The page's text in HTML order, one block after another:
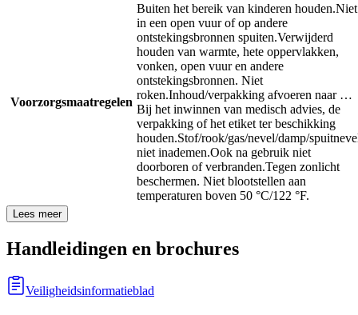
Voorzorgsmaatregelen
Buiten het bereik van kinderen houden.Niet
in een open vuur of op andere
ontstekingsbronnen spuiten.Verwijderd
houden van warmte, hete oppervlakken,
vonken, open vuur en andere
ontstekingsbronnen. Niet
roken.Inhoud/verpakking afvoeren naar …
Bij het inwinnen van medisch advies, de
verpakking of het etiket ter beschikking
houden.Stof/rook/gas/nevel/damp/
niet inademen.Ook na gebruik niet
doorboren of verbranden.Tegen zonlicht
beschermen. Niet blootstellen aan
temperaturen boven 50 °C/122 °F.
Lees meer
Handleidingen en brochures
Veiligheidsinformatieblad